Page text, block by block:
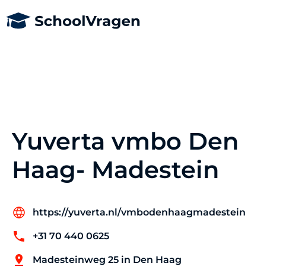
Yuverta vmbo Den
Haag- Madestein
https://yuverta.nl/vmbodenhaagmadestein
+31 70 440 0625
Madesteinweg 25 in Den Haag